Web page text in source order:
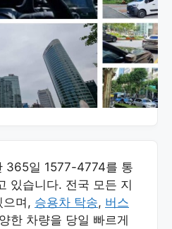
365일 1577-4774를 통
있습니다. 전국 모든 지
으며, 승용차 탁송, 버스
한 차량을 당일 빠르게